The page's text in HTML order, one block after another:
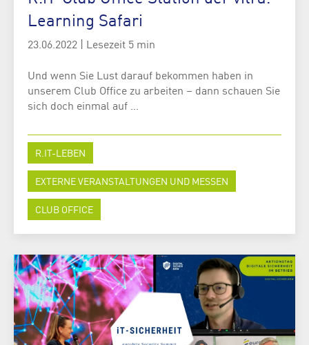
Learning Safari
23.06.2022 | Lesezeit 5 min
Und wenn Sie Lust darauf bekommen haben in
unserem Club Office zu arbeiten – dann schauen Sie
sich doch einmal auf ...
R.IT-LEBEN
EXTERNE VERANSTALTUNGEN UND MESSEN
CLUB OFFICE